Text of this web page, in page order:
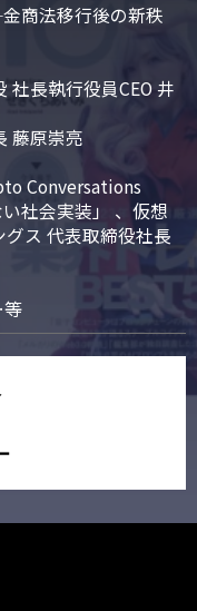
商法移行後の新秩
社長執行役員CEO 井
藤原崇亮
Conversations
社会実装」 、仮想
ス 代表取締役社長